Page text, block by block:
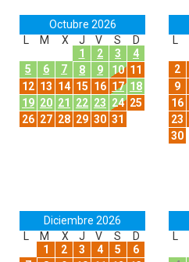
Octubre 2026
L
M X J V S
D
1
2 3
4
5
6 7 8 9 10 11
12 13 14 15 16 17 18
19 20 21 22 23 24 25
26 27 28 29 30 31
L
2
9
16
23
30
Diciembre 2026
L
M X J V S
D
1
2 3 4 5
6
L